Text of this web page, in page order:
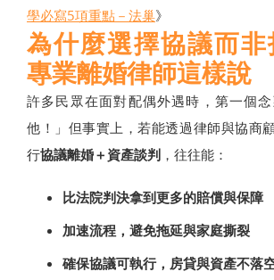
學必寫5項重點－法巢》
為什麼選擇協議而非
專業離婚律師這樣說
許多民眾在面對配偶外遇時，第一個
他！」但事實上，若能透過律師與協商
行協議離婚＋資產談判 ，往往能：
比法院判決拿到更多的賠償與保障
加速流程，避免拖延與家庭撕裂
確保協議可執行，房貸與資產不落